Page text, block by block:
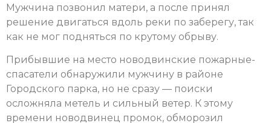
Мужчина позвонил матери, а после принял
решение двигаться вдоль реки по заберегу, так
как не мог подняться по крутому обрыву.
Прибывшие на место новодвинские пожарные-
спасатели обнаружили мужчину в районе
Городского парка, но не сразу — поиски
осложняла метель и сильный ветер. К этому
времени новодвинец промок, обморозил